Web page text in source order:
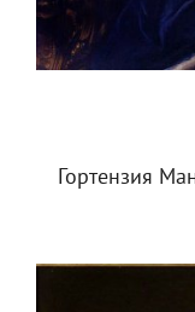
Гортензия